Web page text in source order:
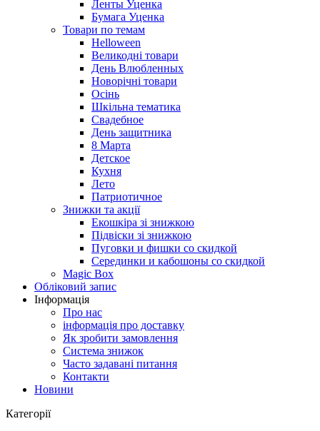
Ленты Уценка
Бумага Уценка
Товари по темам
Helloween
Великодні товари
День Влюбленных
Новорічні товари
Осінь
Шкільна тематика
Свадебное
День защитника
8 Марта
Детское
Кухня
Лето
Патриотичное
Знижки та акції
Екошкіра зі знижкою
Підвіски зі знижкою
Пуговки и фишки со скидкой
Серединки и кабошоны со скидкой
Magic Box
Обліковий запис
Інформація
Про нас
інформація про доставку
Як зробити замовлення
Система знижок
Часто задавані питання
Контакти
Новини
Категорії